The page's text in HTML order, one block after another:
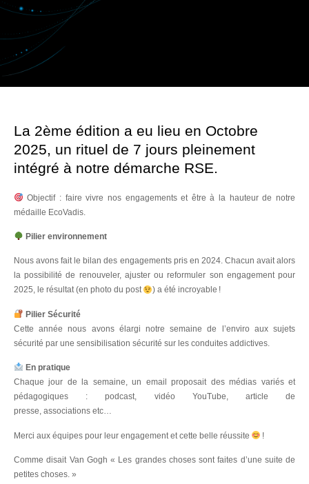
La 2ème édition a eu lieu en Octobre
2025, un rituel de 7 jours pleinement
intégré à notre démarche RSE.
Objectif : faire vivre nos engagements et être à la hauteur de notre
médaille EcoVadis.
Pilier environnement
Nous avons fait le bilan des engagements pris en 2024. Chacun avait alors
la possibilité de renouveler, ajuster ou reformuler son engagement pour
2025, le résultat (en photo du post
) a été incroyable !
Pilier Sécurité
Cette année nous avons élargi notre semaine de l’enviro aux sujets
sécurité par une sensibilisation sécurité sur les conduites addictives.
En pratique
Chaque jour de la semaine, un email proposait des médias variés et
pédagogiques : podcast, vidéo YouTube, article de
presse, associations etc…
Merci aux équipes pour leur engagement et cette belle réussite !
Comme disait Van Gogh « Les grandes choses sont faites d’une suite de
petites choses. »